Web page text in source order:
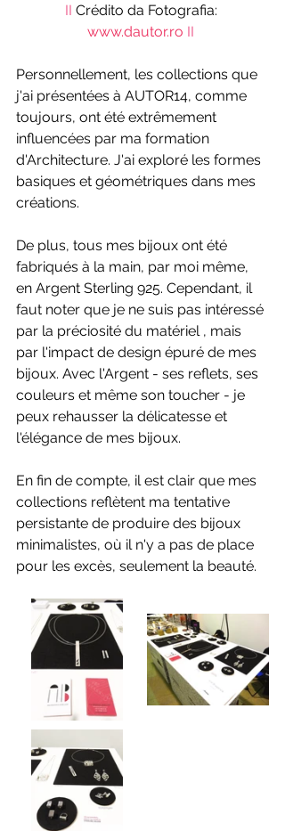
II Crédito da Fotografia:
www.dautor.ro II
Personnellement, les collections que
j'ai présentées à AUTOR14, comme
toujours, ont été extrêmement
influencées par ma formation
d'Architecture. J'ai exploré les formes
basiques et géométriques dans mes
créations.
De plus, tous mes bijoux ont été
fabriqués à la main, par moi même,
en Argent Sterling 925. Cependant, il
faut noter que je ne suis pas intéressé
par la préciosité du matériel , mais
par l'impact de design épuré de mes
bijoux. Avec l'Argent - ses reflets, ses
couleurs et même son toucher - je
peux rehausser la délicatesse et
l'élégance de mes bijoux.
En fin de compte, il est clair que mes
collections reflètent ma tentative
persistante de produire des bijoux
minimalistes, où il n'y a pas de place
pour les excès, seulement la beauté.